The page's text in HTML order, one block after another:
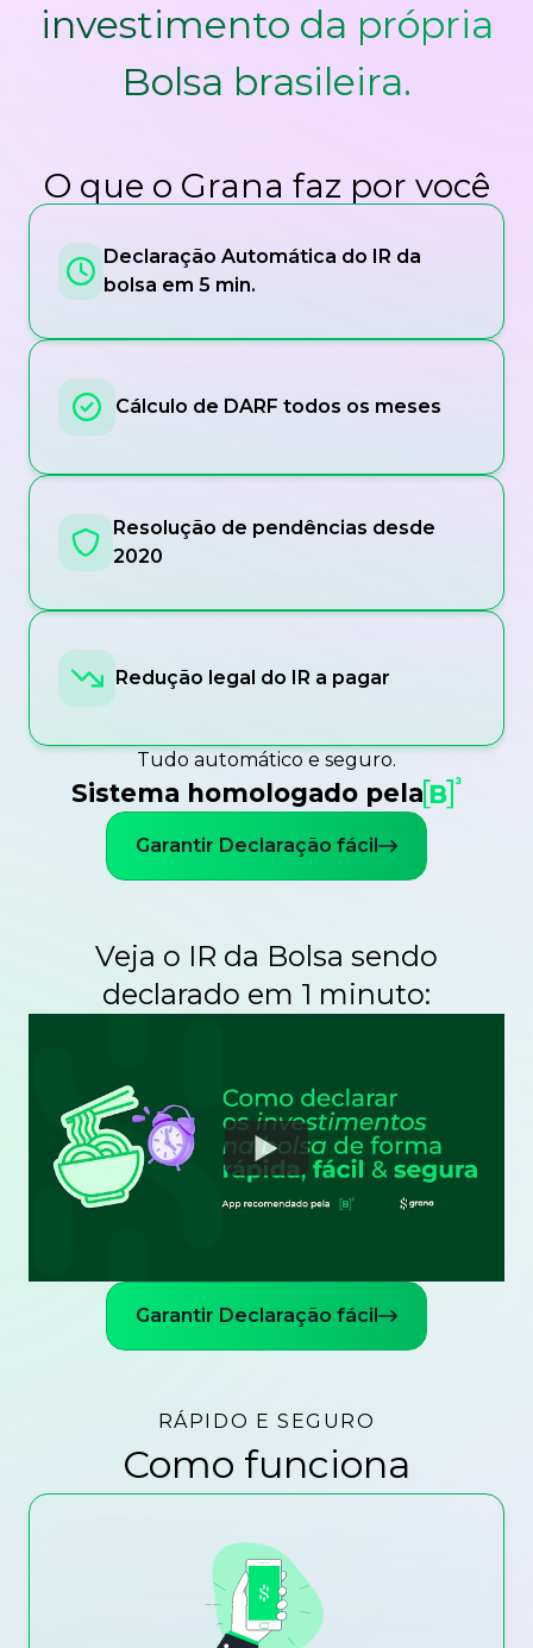
investimento da própria
Bolsa brasileira.
O que o Grana faz por você
Declaração Automática do IR da
bolsa em 5 min.
Cálculo de DARF todos os meses
Resolução de pendências desde
2020
Redução legal do IR a pagar
Tudo automático e seguro.
Sistema homologado pela
Garantir Declaração fácil
Veja o IR da Bolsa sendo
declarado em 1 minuto:
Watch
Garantir Declaração fácil
RÁPIDO E SEGURO
Como funciona